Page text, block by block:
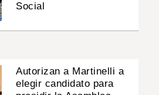
Social
Autorizan a Martinelli a
elegir candidato para